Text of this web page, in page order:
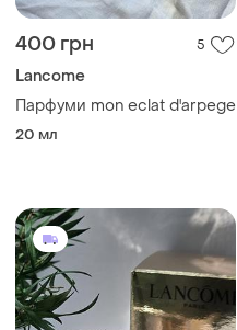
400 грн 5
Lancome
Парфуми mon eclat d'arpege
20 мл